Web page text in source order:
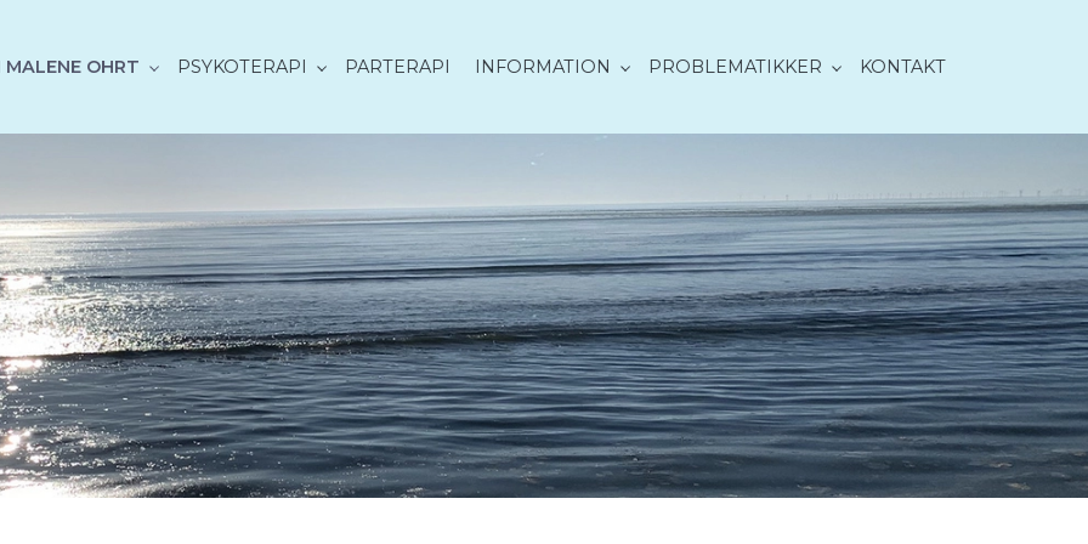
MALENE OHRT PSYKOTERAPI PARTERAPI INFORMATION PROBLEMATIKKER KONTAKT